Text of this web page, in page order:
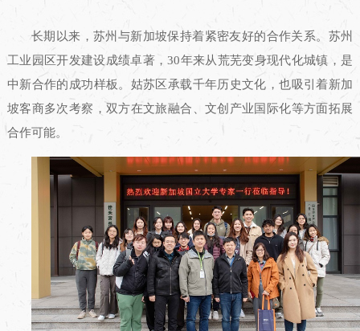
长期以来，苏州与新加坡保持着紧密友好的合作关系。苏州
工业园区开发建设成绩卓著，30年来从荒芜变身现代化城镇，是
中新合作的成功样板。姑苏区承载千年历史文化，也吸引着新加
坡客商多次考察，双方在文旅融合、文创产业国际化等方面拓展
合作可能。